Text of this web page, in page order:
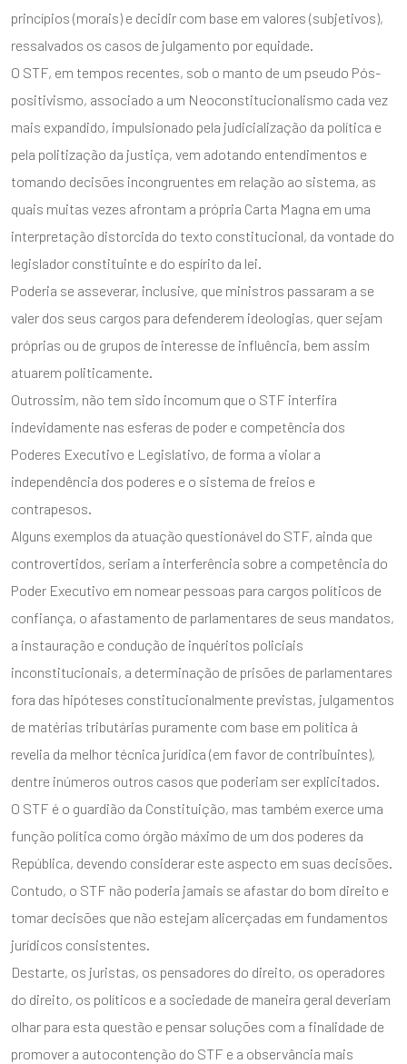
princípios (morais) e decidir com base em valores (subjetivos),
ressalvados os casos de julgamento por equidade.
O STF, em tempos recentes, sob o manto de um pseudo Pós-
positivismo, associado a um Neoconstitucionalismo cada vez
mais expandido, impulsionado pela judicialização da política e
pela politização da justiça, vem adotando entendimentos e
tomando decisões incongruentes em relação ao sistema, as
quais muitas vezes afrontam a própria Carta Magna em uma
interpretação distorcida do texto constitucional, da vontade do
legislador constituinte e do espírito da lei.
Poderia se asseverar, inclusive, que ministros passaram a se
valer dos seus cargos para defenderem ideologias, quer sejam
próprias ou de grupos de interesse de influência, bem assim
atuarem politicamente.
Outrossim, não tem sido incomum que o STF interfira
indevidamente nas esferas de poder e competência dos
Poderes Executivo e Legislativo, de forma a violar a
independência dos poderes e o sistema de freios e
contrapesos.
Alguns exemplos da atuação questionável do STF, ainda que
controvertidos, seriam a interferência sobre a competência do
Poder Executivo em nomear pessoas para cargos políticos de
confiança, o afastamento de parlamentares de seus mandatos,
a instauração e condução de inquéritos policiais
inconstitucionais, a determinação de prisões de parlamentares
fora das hipóteses constitucionalmente previstas, julgamentos
de matérias tributárias puramente com base em política à
revelia da melhor técnica jurídica (em favor de contribuintes),
dentre inúmeros outros casos que poderiam ser explicitados.
O STF é o guardião da Constituição, mas também exerce uma
função política como órgão máximo de um dos poderes da
República, devendo considerar este aspecto em suas decisões.
Contudo, o STF não poderia jamais se afastar do bom direito e
tomar decisões que não estejam alicerçadas em fundamentos
jurídicos consistentes.
Destarte, os juristas, os pensadores do direito, os operadores
do direito, os políticos e a sociedade de maneira geral deveriam
olhar para esta questão e pensar soluções com a finalidade de
promover a autocontenção do STF e a observância mais